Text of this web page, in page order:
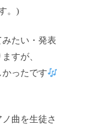
。)
たい・発表
すが、
ったです
曲を生徒さ